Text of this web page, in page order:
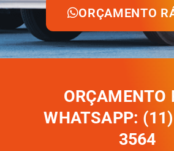
ORÇAMENTO
ORÇAMENTO
WHATSAPP:
3564